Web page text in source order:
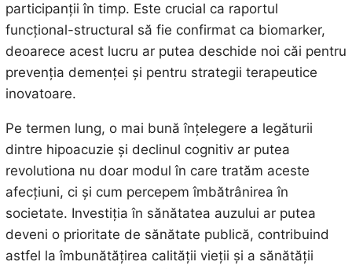
participanții în timp. Este crucial ca raportul
funcțional-structural să fie confirmat ca biomarker,
deoarece acest lucru ar putea deschide noi căi pentru
prevenția demenței și pentru strategii terapeutice
inovatoare.
Pe termen lung, o mai bună înțelegere a legăturii
dintre hipoacuzie și declinul cognitiv ar putea
revolutiona nu doar modul în care tratăm aceste
afecțiuni, ci și cum percepem îmbătrânirea în
societate. Investiția în sănătatea auzului ar putea
deveni o prioritate de sănătate publică, contribuind
astfel la îmbunătățirea calității vieții și a sănătății